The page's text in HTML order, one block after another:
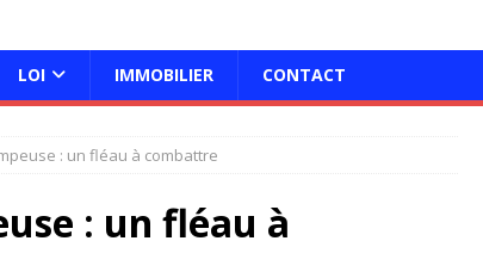
LOI IMMOBILIER CONTACT
: un fléau à combattre
: un fléau à